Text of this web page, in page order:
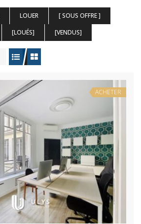
LOUER
[ SOUS OFFRE ]
[LOUÉS] [VENDUS]
ACHETER